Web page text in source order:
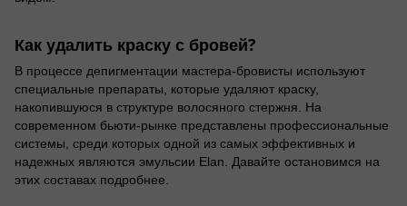
Как удалить краску с бровей?
В процессе депигментации мастера-бровисты используют
специальные препараты, которые удаляют краску,
накопившуюся в структуре волосяного стержня. На
современном бьюти-рынке представлены профессиональные
системы, среди которых одной из самых эффективных и
надежных являются эмульсии Elan. Давайте остановимся на
этих составах подробнее.